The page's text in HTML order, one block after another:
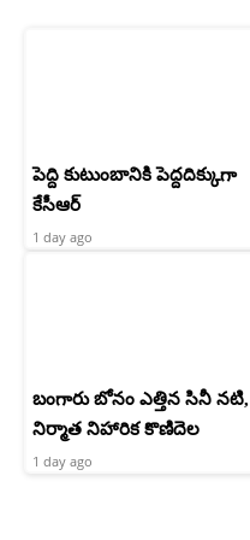
పెద్ది కుటుంబానికి పెద్దదిక్కుగా
కేసీఆర్
1 day ago
బంగారు బోనం ఎత్తిన సినీ నటి,
నిర్మాత నిహారిక కొణిదెల
1 day ago